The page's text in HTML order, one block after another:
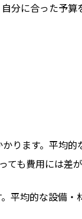
分に合った予算
ります。平均的
も費用には差が
平均的な設備・